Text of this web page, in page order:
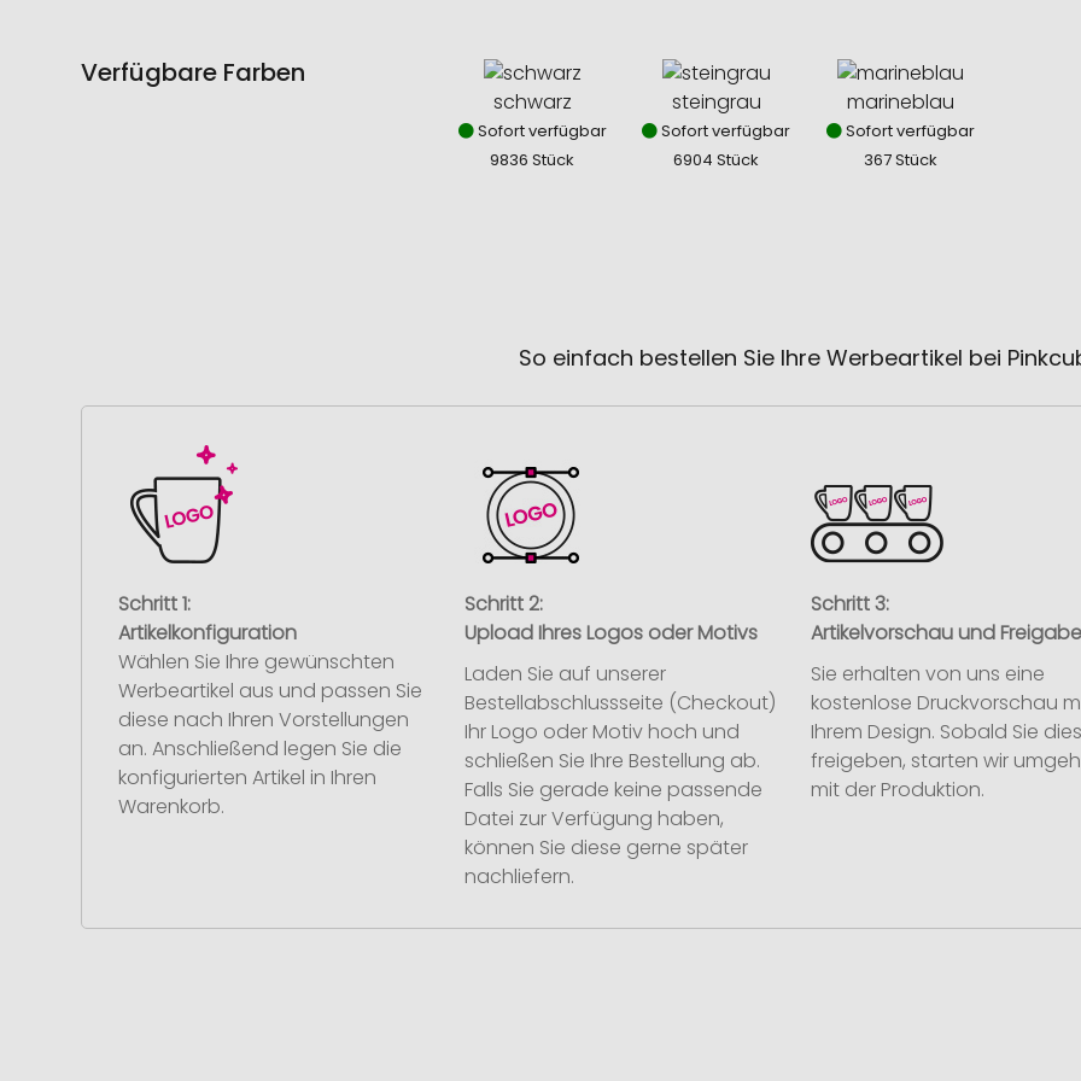
Verfügbare Farben
schwarz
Sofort verfügbar
9836 Stück
steingrau
Sofort verfügbar
6904 Stück
marineblau
Sofort verfügbar
367 Stück
So einfach bestellen Sie Ihre Werbeartikel bei
Schritt 1:
Artikelkonfiguration
Wählen Sie Ihre gewünschten
Werbeartikel aus und passen Sie
diese nach Ihren Vorstellungen
an. Anschließend legen Sie die
konfigurierten Artikel in Ihren
Warenkorb.
Schritt 2:
Upload Ihres Logos oder Motivs
Laden Sie auf unserer
Bestellabschlussseite (Checkout)
Ihr Logo oder Motiv hoch und
schließen Sie Ihre Bestellung ab.
Falls Sie gerade keine passende
Datei zur Verfügung haben,
können Sie diese gerne später
nachliefern.
Schritt 3:
Artikelvorschau und Freigabe
Sie erhalten von uns eine
kostenlose Druckvorschau
Ihrem Design. Sobald Sie
freigeben, starten wir
mit der Produktion.